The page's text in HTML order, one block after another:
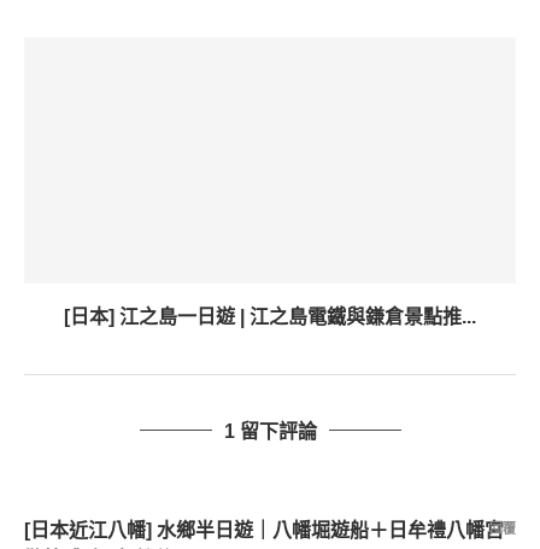
[日本] 江之島一日遊 | 江之島電鐵與鎌倉景點推...
1 留下評論
[日本近江八幡] 水鄉半日遊｜八幡堀遊船＋日牟禮八幡宮回覆